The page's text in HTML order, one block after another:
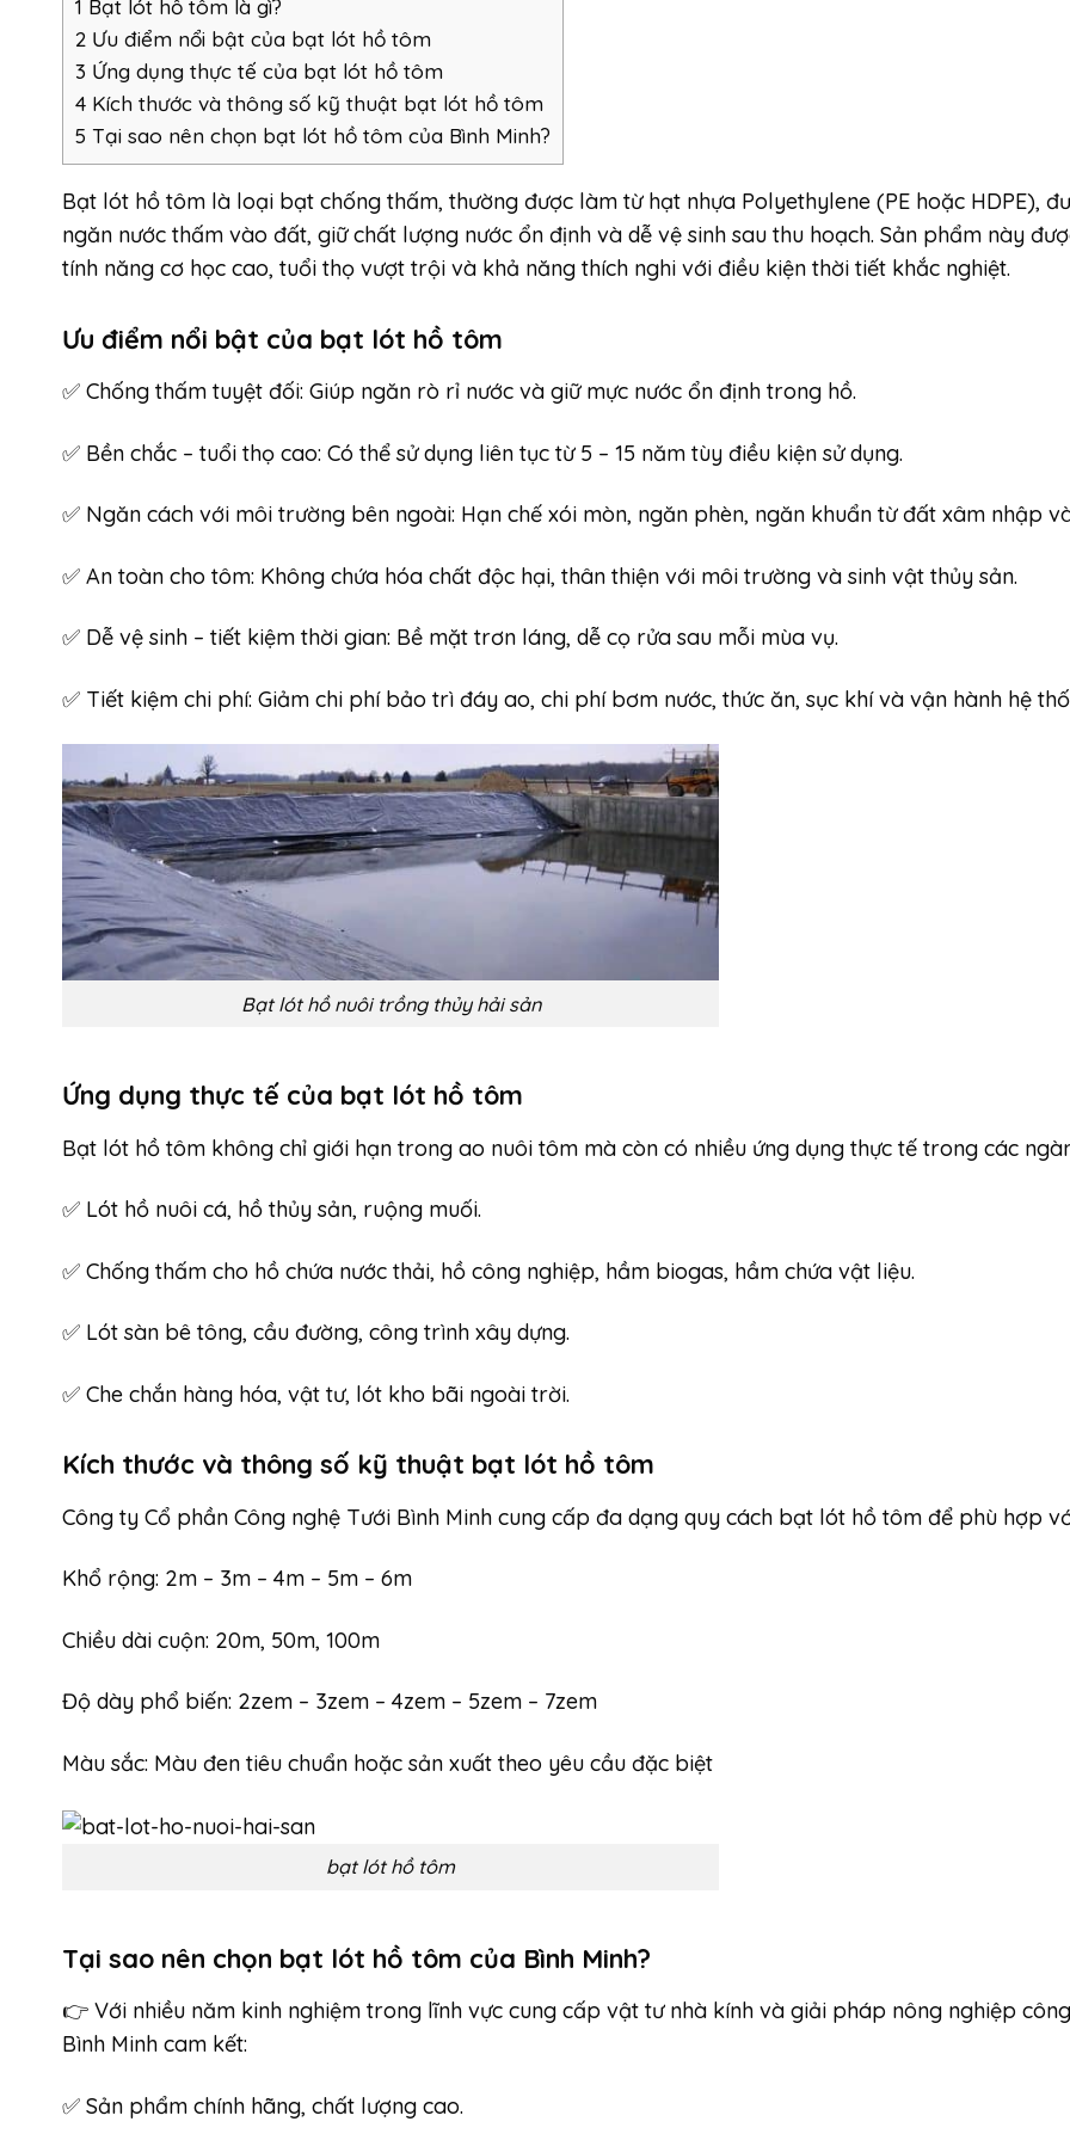
1 Bạt lót hồ tôm là gì?
2 Ưu điểm nổi bật của bạt lót hồ tôm
3 Ứng dụng thực tế của bạt lót hồ tôm
4 Kích thước và thông số kỹ thuật bạt lót hồ tôm
5 Tại sao nên chọn bạt lót hồ tôm của Bình Minh?
Bạt lót hồ tôm là loại bạt chống thấm, thường được làm từ hạt nhựa Polyethylene (PE hoặc HDPE),
ngăn nước thấm vào đất, giữ chất lượng nước ổn định và dễ vệ sinh sau thu hoạch. Sản phẩm này
tính năng cơ học cao, tuổi thọ vượt trội và khả năng thích nghi với điều kiện thời tiết khắc nghiệt.
Ưu điểm nổi bật của bạt lót hồ tôm
✅ Chống thấm tuyệt đối: Giúp ngăn rò rỉ nước và giữ mực nước ổn định trong hồ.
✅ Bền chắc – tuổi thọ cao: Có thể sử dụng liên tục từ 5 – 15 năm tùy điều kiện sử dụng.
✅ Ngăn cách với môi trường bên ngoài: Hạn chế xói mòn, ngăn phèn, ngăn khuẩn từ đất xâm nhập
✅ An toàn cho tôm: Không chứa hóa chất độc hại, thân thiện với môi trường và sinh vật thủy sản.
✅ Dễ vệ sinh – tiết kiệm thời gian: Bề mặt trơn láng, dễ cọ rửa sau mỗi mùa vụ.
✅ Tiết kiệm chi phí: Giảm chi phí bảo trì đáy ao, chi phí bơm nước, thức ăn, sục khí và vận hành hệ
Bạt lót hồ nuôi trồng thủy hải sản
Ứng dụng thực tế của bạt lót hồ tôm
Bạt lót hồ tôm không chỉ giới hạn trong ao nuôi tôm mà còn có nhiều ứng dụng thực tế trong các
✅ Lót hồ nuôi cá, hồ thủy sản, ruộng muối.
✅ Chống thấm cho hồ chứa nước thải, hồ công nghiệp, hầm biogas, hầm chứa vật liệu.
✅ Lót sàn bê tông, cầu đường, công trình xây dựng.
✅ Che chắn hàng hóa, vật tư, lót kho bãi ngoài trời.
Kích thước và thông số kỹ thuật bạt lót hồ tôm
Công ty Cổ phần Công nghệ Tưới Bình Minh cung cấp đa dạng quy cách bạt lót hồ tôm để phù hợp
Khổ rộng: 2m – 3m – 4m – 5m – 6m
Chiều dài cuộn: 20m, 50m, 100m
Độ dày phổ biến: 2zem – 3zem – 4zem – 5zem – 7zem
Màu sắc: Màu đen tiêu chuẩn hoặc sản xuất theo yêu cầu đặc biệt
bạt lót hồ tôm
Tại sao nên chọn bạt lót hồ tôm của Bình Minh?
👉 Với nhiều năm kinh nghiệm trong lĩnh vực cung cấp vật tư nhà kính và giải pháp nông nghiệp
Bình Minh cam kết:
✅ Sản phẩm chính hãng, chất lượng cao.